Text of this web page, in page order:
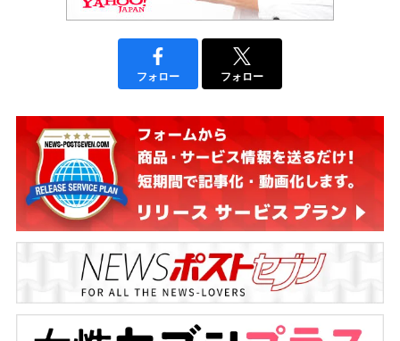
フォロー フォロー